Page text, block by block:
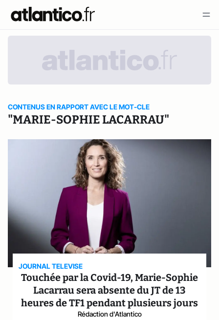
CONTENUS EN RAPPORT AVEC LE MOT-CLE
"MARIE-SOPHIE LACARRAU"
JOURNAL TELEVISE
Touchée par la Covid-19, Marie-Sophie
Lacarrau sera absente du JT de 13
heures de TF1 pendant plusieurs jours
Rédaction d'Atlantico